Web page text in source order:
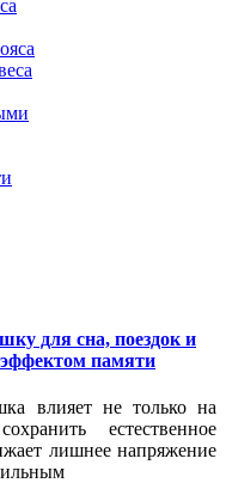
для сна, поездок и
памяти
влияет не только на
естественное
лишнее напряжение